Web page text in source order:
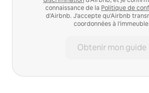
connaissance de la Politique de
d'Airbnb. J'accepte qu'Airbnb
coordonnées à l'immeuble.
Obtenir mon guide